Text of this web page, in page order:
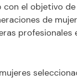
el objetivo de
de
profesionales